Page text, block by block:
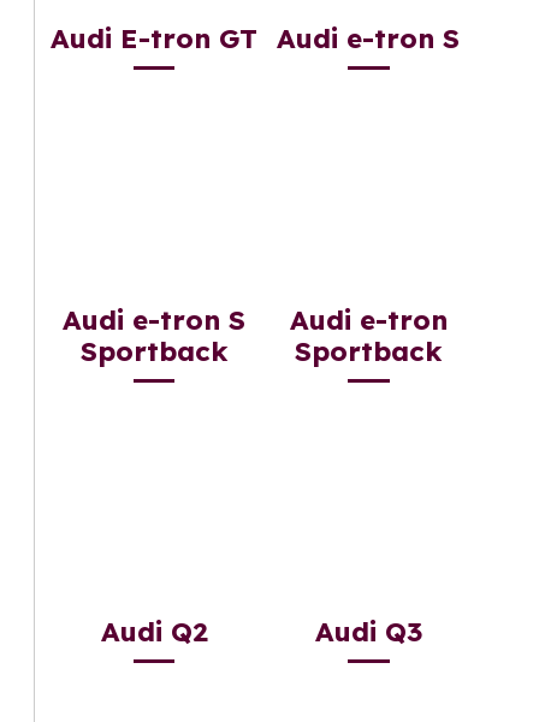
Audi E-tron GT Audi e-tron S
Audi e-tron S
Sportback
Audi e-tron
Sportback
Audi Q2 Audi Q3